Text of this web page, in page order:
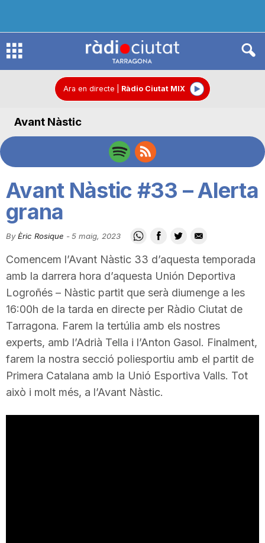
R
d
C
i
u
a
Ara en directe Ràdio Ciutat MIX
Avant Nàstic
Avant Nàstic #33 – Alerta
grana
By Èric Rosique -5 maig, 2023
Comencem l’Avant Nàstic 33 d’aquesta temporada
amb la darrera hora d’aquesta Unión Deportiva
Logroñés – Nàstic partit que serà diumenge a les
16:00h de la tarda en directe per Ràdio Ciutat de
Tarragona. Farem la tertúlia amb els nostres
experts, amb l’Adrià Tella i l’Anton Gasol. Finalment,
farem la nostra secció poliesportiu amb el partit de
Primera Catalana amb la Unió Esportiva Valls. Tot
això i molt més, a l’Avant Nàstic.